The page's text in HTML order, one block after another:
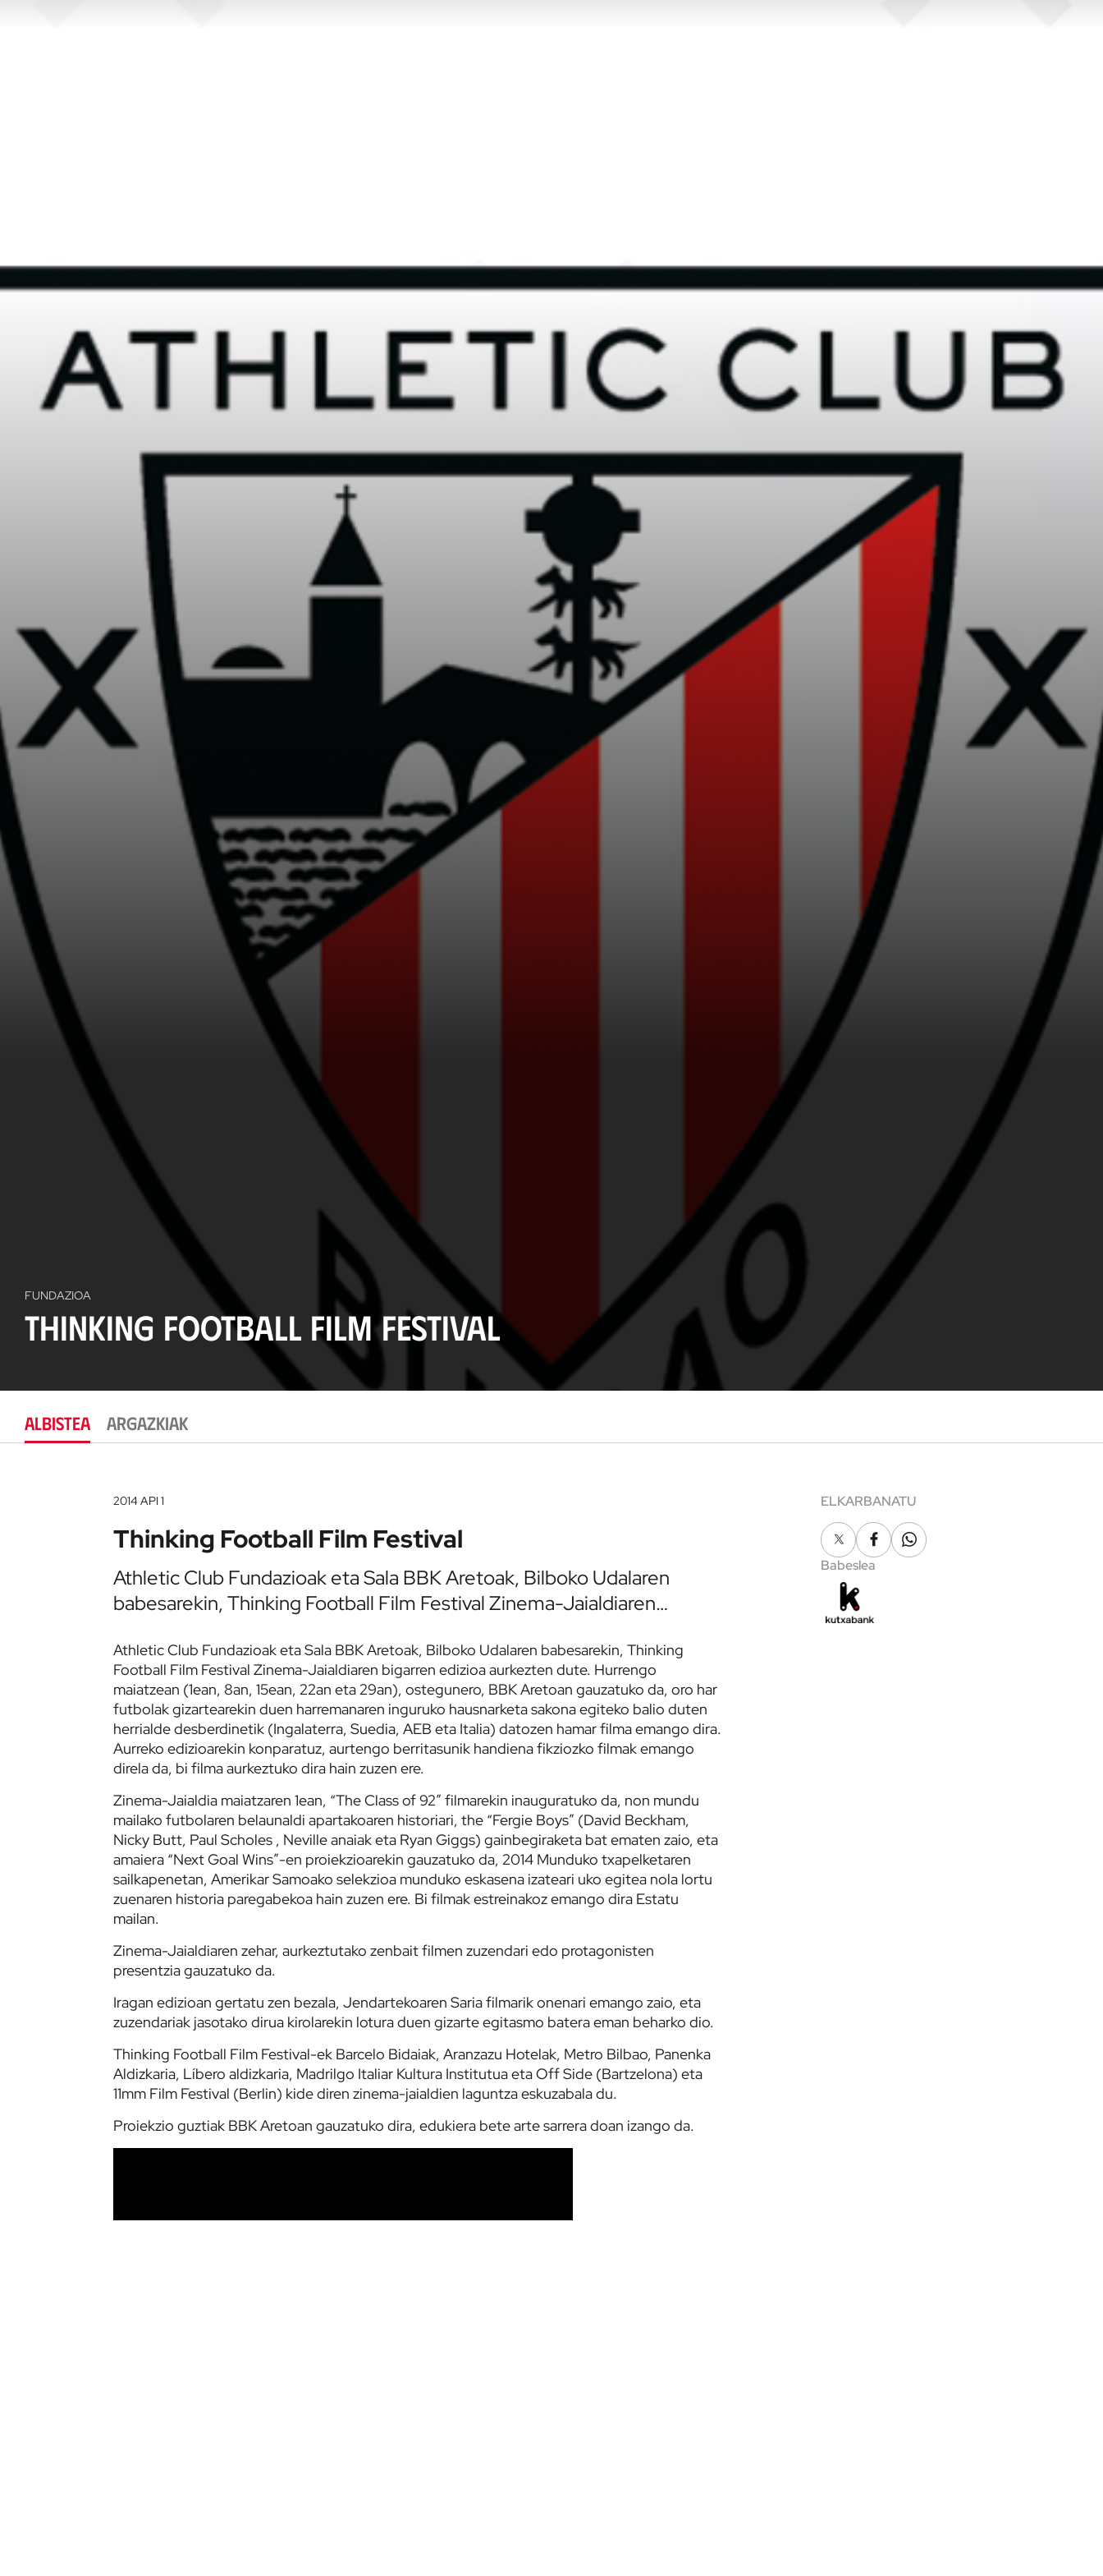
FUNDAZIOA
Thinking Football Film Festival
ALBISTEA ARGAZKIAK
2014 API 1
Thinking Football Film Festival
Athletic Club Fundazioak eta Sala BBK Aretoak, Bilboko Udalaren
babesarekin, Thinking Football Film Festival Zinema-Jaialdiaren…
Athletic Club Fundazioak eta Sala BBK Aretoak, Bilboko Udalaren babesarekin, Thinking
Football Film Festival Zinema-Jaialdiaren bigarren edizioa aurkezten dute. Hurrengo
maiatzean (1ean, 8an, 15ean, 22an eta 29an), ostegunero, BBK Aretoan gauzatuko da, oro har
futbolak gizartearekin duen harremanaren inguruko hausnarketa sakona egiteko balio duten
herrialde desberdinetik (Ingalaterra, Suedia, AEB eta Italia) datozen hamar filma emango dira.
Aurreko edizioarekin konparatuz, aurtengo berritasunik handiena fikziozko filmak emango
direla da, bi filma aurkeztuko dira hain zuzen ere.
Zinema-Jaialdia maiatzaren 1ean, “The Class of 92” filmarekin inauguratuko da, non mundu
mailako futbolaren belaunaldi apartakoaren historiari, the “Fergie Boys” (David Beckham,
Nicky Butt, Paul Scholes , Neville anaiak eta Ryan Giggs) gainbegiraketa bat ematen zaio, eta
amaiera “Next Goal Wins”-en proiekzioarekin gauzatuko da, 2014 Munduko txapelketaren
sailkapenetan, Amerikar Samoako selekzioa munduko eskasena izateari uko egitea nola lortu
zuenaren historia paregabekoa hain zuzen ere. Bi filmak estreinakoz emango dira Estatu
mailan.
Zinema-Jaialdiaren zehar, aurkeztutako zenbait filmen zuzendari edo protagonisten
presentzia gauzatuko da.
Iragan edizioan gertatu zen bezala, Jendartekoaren Saria filmarik onenari emango zaio, eta
zuzendariak jasotako dirua kirolarekin lotura duen gizarte egitasmo batera eman beharko dio.
Thinking Football Film Festival-ek Barcelo Bidaiak, Aranzazu Hotelak, Metro Bilbao, Panenka
Aldizkaria, Líbero aldizkaria, Madrilgo Italiar Kultura Institutua eta Off Side (Bartzelona) eta
11mm Film Festival (Berlin) kide diren zinema-jaialdien laguntza eskuzabala du.
Proiekzio guztiak BBK Aretoan gauzatuko dira, edukiera bete arte sarrera doan izango da.
ELKARBANATU
X FacebookWhatsapp
Babeslea